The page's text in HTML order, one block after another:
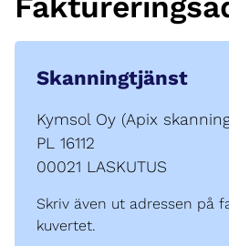
Skanningtjänst
Kymsol Oy (Apix
PL 16112
00021 LASKUTUS
Skriv även ut adressen på
kuvertet.